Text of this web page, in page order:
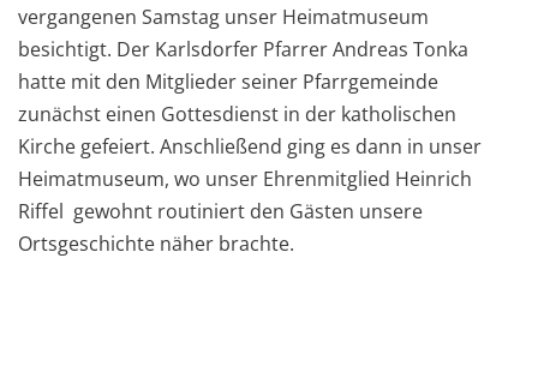
vergangenen Samstag unser Heimatmuseum
besichtigt. Der Karlsdorfer Pfarrer Andreas Tonka
hatte mit den Mitglieder seiner Pfarrgemeinde
zunächst einen Gottesdienst in der katholischen
Kirche gefeiert. Anschließend ging es dann in unser
Heimatmuseum, wo unser Ehrenmitglied Heinrich
Riffel gewohnt routiniert den Gästen unsere
Ortsgeschichte näher brachte.